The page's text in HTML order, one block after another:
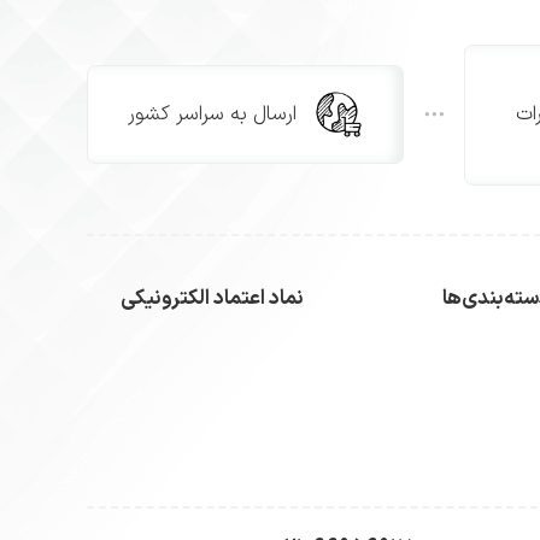
ارسال به سراسر کشور
نماد اعتماد الکترونیکی